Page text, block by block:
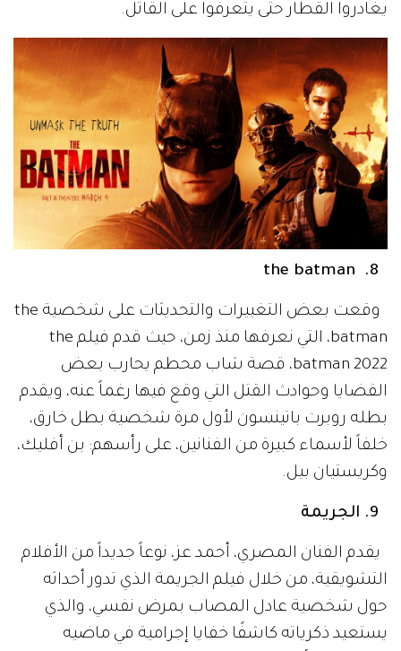
يغادروا القطار حتى يتعرفوا على القاتل.
وقعت بعض التغييرات والتحديثات على شخصية the
batman، التي نعرفها منذ زمن، حيث قدم فيلم the
batman 2022، قصة شاب محطم يحارب بعض
القضايا وحوادث القتل التي وقع فيها رغماً عنه، ويقدم
بطله روبرت باتينسون لأول مرة شخصية بطل خارق،
خلفاً لأسماء كبيرة من الفنانين، على رأسهم: بن أفليك،
وكريستيان بيل.
يقدم الفنان المصري، أحمد عز، نوعاً جديداً من الأفلام
التشويقية، من خلال فيلم الجريمة الذي تدور أحداثه
حول شخصية عادل المصاب بمرض نفسي، والذي
يستعيد ذكرياته كاشفًا خفايا إجرامية في ماضيه